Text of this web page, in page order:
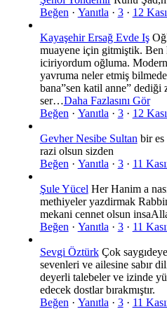
Beğen · Yanıtla · 3· 12
Kayaşehir Ersağ Evde Iş
muayene için gitmiştik.
iciriyordum oğluma.
yavruma neler etmiş
bana”sen katil anne” dediği
ser…Daha Fazlasını Gör
Beğen · Yanıtla · 3· 12
Gevher Nesibe Sultan bir
razi olsun sizden
Beğen · Yanıtla · 3· 11
Şule Yücel Her Hanim a
methiyeler yazdirmak
mekani cennet olsun
Beğen · Yanıtla · 3· 11
Sevgi ÖztürkÇok
sevenleri ve ailesine sabır
deyerli talebeler ve izinde
edecek dostlar bırakmıştır.
Beğen · Yanıtla · 3· 11